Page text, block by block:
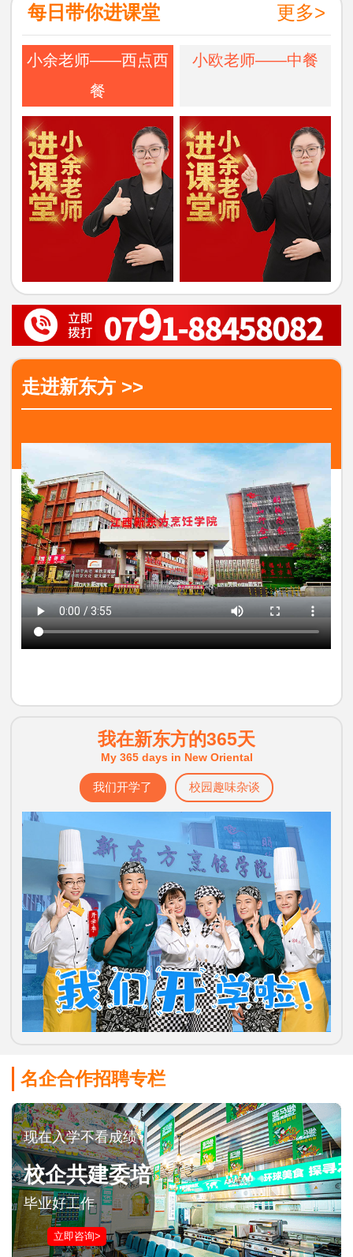
每日带你进课堂 更多>
小余老师——西点西
餐
小欧老师——中餐
走进新东方 >>
我在新东方的365天
My 365 days in New Oriental
我们开学了 校园趣味杂谈
名企合作招聘专栏
现在入学不看成绩
校企共建委培
毕业好工作
立即咨询>